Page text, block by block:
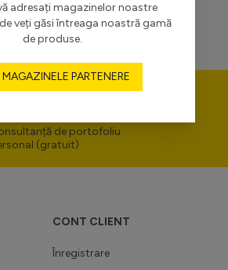
adresați magazinelor noastre
veți găsi întreaga noastră gamă
de produse.
PARTENERE
(>400
de portofoliu
(gratuit)
CONT CLIENT
Înregistrare